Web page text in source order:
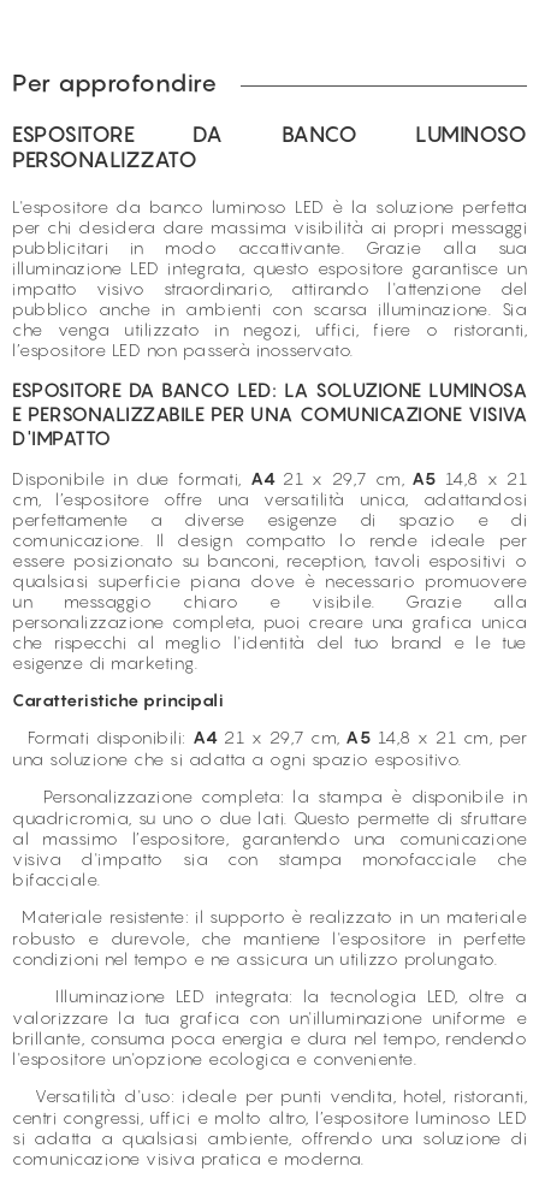
Per approfondire
ESPOSITORE DA BANCO LUMINOSO
PERSONALIZZATO
L'espositore da banco luminoso LED è la soluzione perfetta
per chi desidera dare massima visibilità ai propri messaggi
pubblicitari in modo accattivante. Grazie alla sua
illuminazione LED integrata, questo espositore garantisce un
impatto visivo straordinario, attirando l'attenzione del
pubblico anche in ambienti con scarsa illuminazione. Sia
che venga utilizzato in negozi, uffici, fiere o ristoranti,
l’espositore LED non passerà inosservato.
ESPOSITORE DA BANCO LED: LA SOLUZIONE LUMINOSA
E PERSONALIZZABILE PER UNA COMUNICAZIONE VISIVA
D'IMPATTO
Disponibile in due formati, A4 21 x 29,7 cm, A5 14,8 x 21
cm, l’espositore offre una versatilità unica, adattandosi
perfettamente a diverse esigenze di spazio e di
comunicazione. Il design compatto lo rende ideale per
essere posizionato su banconi, reception, tavoli espositivi o
qualsiasi superficie piana dove è necessario promuovere
un messaggio chiaro e visibile. Grazie alla
personalizzazione completa, puoi creare una grafica unica
che rispecchi al meglio l'identità del tuo brand e le tue
esigenze di marketing.
Caratteristiche principali
Formati disponibili: A4 21 x 29,7 cm, A5 14,8 x 21 cm, per
una soluzione che si adatta a ogni spazio espositivo.
Personalizzazione completa: la stampa è disponibile in
quadricromia, su uno o due lati. Questo permette di sfruttare
al massimo l’espositore, garantendo una comunicazione
visiva d'impatto sia con stampa monofacciale che
bifacciale.
Materiale resistente: il supporto è realizzato in un materiale
robusto e durevole, che mantiene l'espositore in perfette
condizioni nel tempo e ne assicura un utilizzo prolungato.
Illuminazione LED integrata: la tecnologia LED, oltre a
valorizzare la tua grafica con un'illuminazione uniforme e
brillante, consuma poca energia e dura nel tempo, rendendo
l'espositore un'opzione ecologica e conveniente.
Versatilità d'uso: ideale per punti vendita, hotel, ristoranti,
centri congressi, uffici e molto altro, l’espositore luminoso LED
si adatta a qualsiasi ambiente, offrendo una soluzione di
comunicazione visiva pratica e moderna.